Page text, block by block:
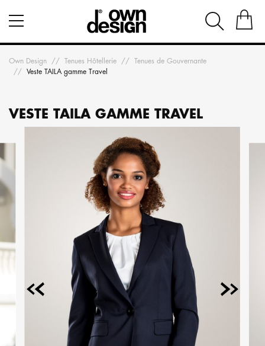
Own Design Tenues Hôtellerie
Tenues de Gouvernante
Veste TAILA gamme Travel
VESTE TAILA GAMME TRAVEL